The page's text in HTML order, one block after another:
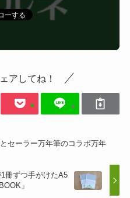
アしてね！
セーラー万年筆のコラボ万年
冊ずつ手がけたA5
」